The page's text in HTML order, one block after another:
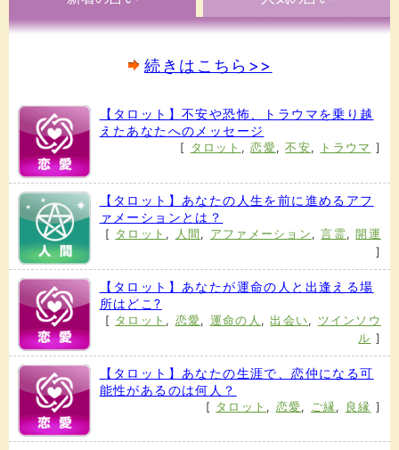
続きはこちら>>
【タロット】不安や恐怖、トラウマを乗り越
えたあなたへのメッセージ
[ タロット ,恋愛,不安, トラウマ ]
【タロット】あなたの人生を前に進めるアフ
ァメーションとは？
[ タロット , 人間 , アファメーション ,言霊, 開運
]
【タロット】あなたが運命の人と出逢える場
所はどこ?
[ タロット , 恋愛, 運命の人 ,出会い, ツインソウ
ル ]
【タロット】あなたの生涯で、恋仲になる可
能性があるのは何人？
[ タロット , 恋愛, ご縁 , 良縁 ]